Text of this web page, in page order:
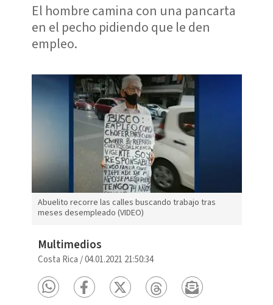
El hombre camina con una pancarta
en el pecho pidiendo que le den
empleo.
Abuelito recorre las calles buscando trabajo tras
meses desempleado (VIDEO)
Multimedios
Costa Rica /04.01.2021 21:50:34